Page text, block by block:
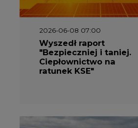
2026-06-08 07:00
Wyszedł raport
"Bezpieczniej i taniej.
Ciepłownictwo na
ratunek KSE"